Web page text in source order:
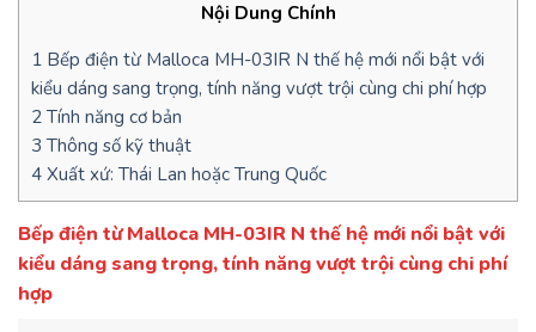
Nội Dung Chính
1 Bếp điện từ Malloca MH-03IR N thế hệ mới nổi bật với
kiểu dáng sang trọng, tính năng vượt trội cùng chi phí hợp
2 Tính năng cơ bản
3 Thông số kỹ thuật
4 Xuất xứ: Thái Lan hoặc Trung Quốc
Bếp điện từ Malloca MH-03IR N thế hệ mới nổi bật với
kiểu dáng sang trọng, tính năng vượt trội cùng chi phí
hợp